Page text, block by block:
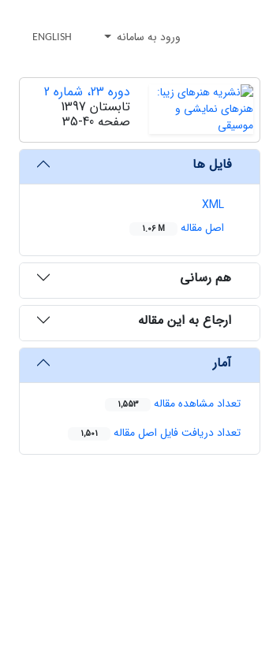
ورود به سامانه ENGLISH
دوره 23، شماره 2
تابستان 1397
صفحه 35-40
فایل ها
XML
اصل مقاله
1.06 M
هم رسانی
ارجاع به این مقاله
آمار
تعداد مشاهده مقاله 1,553
تعداد دریافت فایل اصل مقاله 1,501